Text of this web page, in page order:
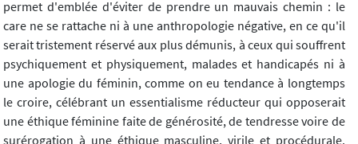
permet d'emblée d'éviter de prendre un mauvais chemin : le
care ne se rattache ni à une anthropologie négative, en ce qu'il
serait tristement réservé aux plus démunis, à ceux qui souffrent
psychiquement et physiquement, malades et handicapés ni à
une apologie du féminin, comme on eu tendance à longtemps
le croire, célébrant un essentialisme réducteur qui opposerait
une éthique féminine faite de générosité, de tendresse voire de
surérogation à une éthique masculine, virile et procédurale.